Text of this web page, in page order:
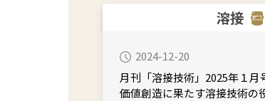
溶接
2024-12-20
月刊「溶接技術」2025年１月
価値創造に果たす溶接技術の